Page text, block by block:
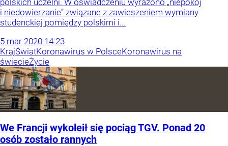
i niedowierzanie” związane z zawieszeniem wymiany
studenckiej pomiędzy polskimi i...
5 mar 2020 14:23
KrajŚwiatKoronawirus w PolsceKoronawirus na
świecieŻycie
We Francji wykoleił się pociąg TGV. Ponad 20
osób zostało rannych